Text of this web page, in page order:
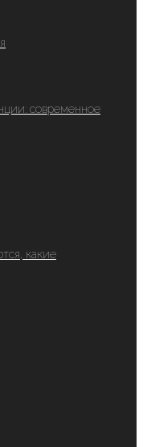
современное
какие